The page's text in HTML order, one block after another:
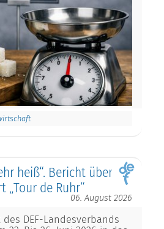
heiß“. Bericht über
„Tour de Ruhr“
06. August 2026
DEF-Landesverbands